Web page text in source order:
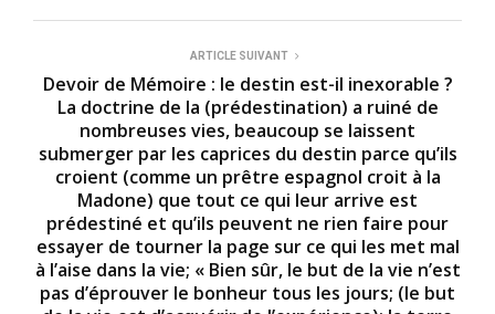
ARTICLE SUIVANT
Devoir de Mémoire : le destin est-il inexorable ?
La doctrine de la (prédestination) a ruiné de
nombreuses vies, beaucoup se laissent
submerger par les caprices du destin parce qu’ils
croient (comme un prêtre espagnol croit à la
Madone) que tout ce qui leur arrive est
prédestiné et qu’ils peuvent ne rien faire pour
essayer de tourner la page sur ce qui les met mal
à l’aise dans la vie; « Bien sûr, le but de la vie n’est
pas d’éprouver le bonheur tous les jours; (le but